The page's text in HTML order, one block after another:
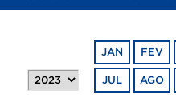
PORTARIAS
JAN FEV
JUL AGO